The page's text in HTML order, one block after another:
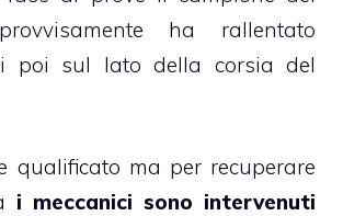
ha rallentato
poi sul lato della corsia del
qualificato ma per recuperare
i meccanici sono intervenuti